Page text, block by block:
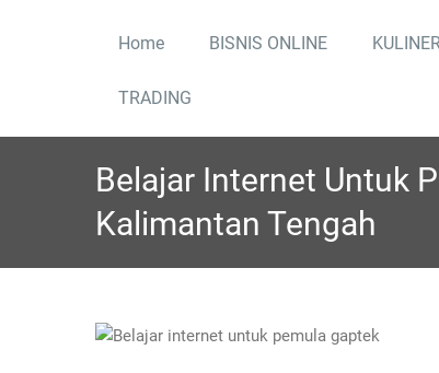
Home BISNIS ONLINE
TRADING
Belajar Internet Untuk
Kalimantan Tengah